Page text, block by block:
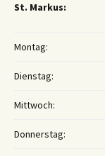
St. Markus:
Montag:
Dienstag:
Mittwoch:
Donnerstag: